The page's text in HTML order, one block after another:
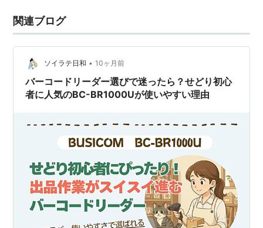
関連ブログ
ソイラテ日和 • 10ヶ月前
バーコードリーダー選びで迷ったら？せどり初心
者に人気のBC-BR1000Uが使いやすい理由